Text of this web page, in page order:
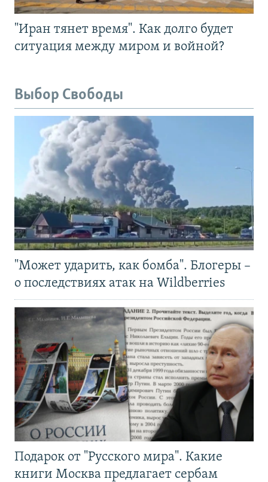
"Иран тянет время". Как долго будет
ситуация между миром и войной?
Выбор Свободы
"Может ударить, как бомба". Блогеры –
о последствиях атак на Wildberries
Подарок от "Русского мира". Какие
книги Москва предлагает сербам